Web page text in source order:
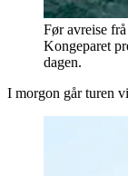
Før avreise
Kongeparet
dagen.
I morgon går turen